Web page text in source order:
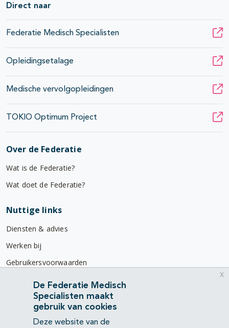
Direct naar
Federatie Medisch Specialisten
Opleidingsetalage
Medische vervolgopleidingen
TOKIO Optimum Project
Over de Federatie
Wat is de Federatie?
Wat doet de Federatie?
Nuttige links
Diensten & advies
Werken bij
Gebruikersvoorwaarden
Privacyverklaring
Contact
Mercatorlaan 1200
De Federatie Medisch
Specialisten maakt
gebruik van cookies
Deze website van de
x